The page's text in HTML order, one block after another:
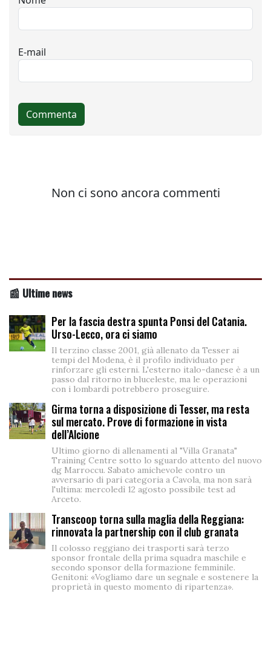
📰 Ultime news
Per la fascia destra spunta Ponsi del Catania.
Urso-Lecco, ora ci siamo
Il terzino classe 2001, già allenato da Tesser ai
tempi del Modena, è il profilo individuato per
rinforzare gli esterni. L'esterno italo-danese è a un
passo dal ritorno in bluceleste, ma le operazioni
con i lombardi potrebbero proseguire.
Girma torna a disposizione di Tesser, ma resta
sul mercato. Prove di formazione in vista
dell’Alcione
Ultimo giorno di allenamenti al "Villa Granata"
Training Centre sotto lo sguardo attento del nuovo
dg Marroccu. Sabato amichevole contro un
avversario di pari categoria a Cavola, ma non sarà
l'ultima: mercoledì 12 agosto possibile test ad
Arceto.
Transcoop torna sulla maglia della Reggiana:
rinnovata la partnership con il club granata
Il colosso reggiano dei trasporti sarà terzo
sponsor frontale della prima squadra maschile e
secondo sponsor della formazione femminile.
Genitoni: «Vogliamo dare un segnale e sostenere la
proprietà in questo momento di ripartenza».